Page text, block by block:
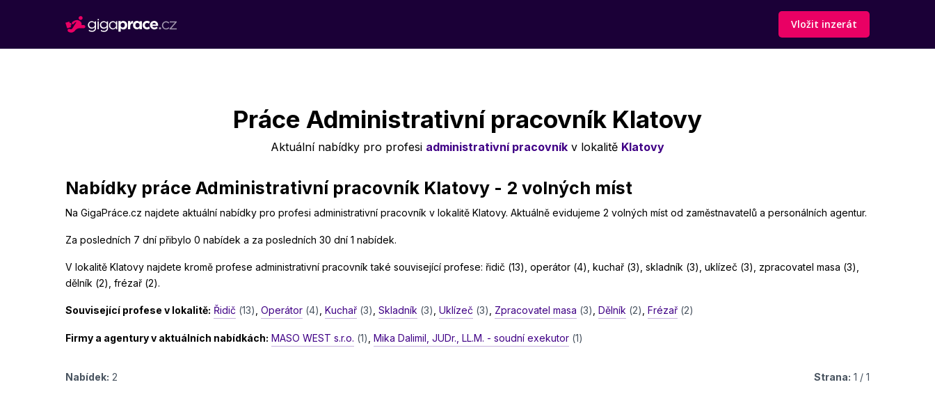
Vložit inzerát
Práce Administrativní pracovník Klatovy
Aktuální nabídky pro profesi administrativní pracovníkv lokalitě Klatovy
Nabídky práce Administrativní pracovník Klatovy - 2 volných míst
Na GigaPráce.cz najdete aktuální nabídky pro profesi administrativní pracovník v lokalitě Klatovy. Aktuálně evidujeme 2 volných míst od zaměstnavatelů a personálních agentur.
Za posledních 7 dní přibylo 0 nabídek a za posledních 30 dní 1 nabídek.
V lokalitě Klatovy najdete kromě profese administrativní pracovník také související profese: řidič (13), operátor (4), kuchař (3), skladník (3), uklízeč (3), zpracovatel masa (3),
dělník (2), frézař (2).
Související profese v lokalitě: Řidič (13) ,Operátor (4) ,Kuchař (3) ,Skladník (3) ,Uklízeč (3) Zpracovatel masa (3) ,Dělník (2) ,Frézař (2)
Firmy a agentury v aktuálních nabídkách: MASO WEST s.r.o. (1) ,Mika Dalimil, JUDr., LL.M. - soudní exekutor (1)
Nabídek: 2 Strana: 1 / 1